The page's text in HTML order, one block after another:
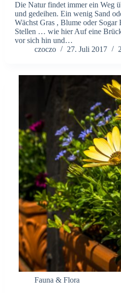
Die Natur findet immer ein Weg
und gedeihen. Ein wenig Sand
Wächst Gras , Blume oder Sogar
Stellen … wie hier Auf eine
vor sich hin und…
czoczo
27. Juli 2017
Fauna & Flora